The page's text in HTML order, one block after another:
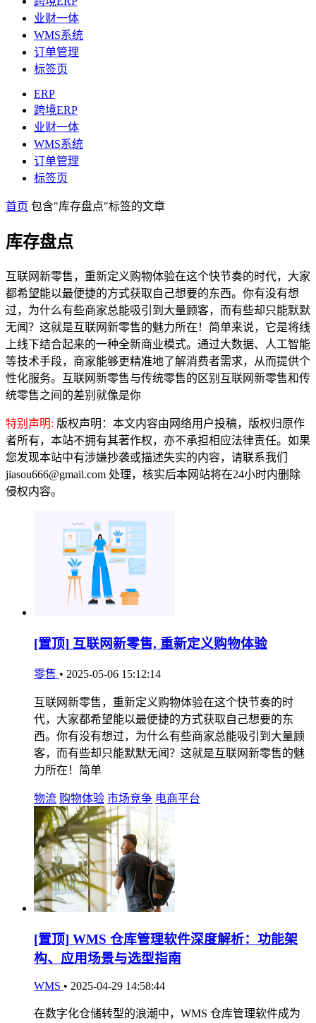
业财一体
WMS系统
订单管理
标签页
ERP
跨境ERP
业财一体
WMS系统
订单管理
标签页
首页 包含"库存盘点"标签的文章
库存盘点
互联网新零售，重新定义购物体验在这个快节奏的时代，大家
都希望能以最便捷的方式获取自己想要的东西。你有没有想
过，为什么有些商家总能吸引到大量顾客，而有些却只能默默
无闻？这就是互联网新零售的魅力所在！简单来说，它是将线
上线下结合起来的一种全新商业模式。通过大数据、人工智能
等技术手段，商家能够更精准地了解消费者需求，从而提供个
性化服务。互联网新零售与传统零售的区别互联网新零售和传
统零售之间的差别就像是你
特别声明: 版权声明：本文内容由网络用户投稿，版权归原作
者所有，本站不拥有其著作权，亦不承担相应法律责任。如果
您发现本站中有涉嫌抄袭或描述失实的内容，请联系我们
jiasou666@gmail.com 处理，核实后本网站将在24小时内删除
侵权内容。
[置顶] 互联网新零售, 重新定义购物体验
零售 • 2025-05-06 15:12:14
互联网新零售，重新定义购物体验在这个快节奏的时
代，大家都希望能以最便捷的方式获取自己想要的东
西。你有没有想过，为什么有些商家总能吸引到大量顾
客，而有些却只能默默无闻？这就是互联网新零售的魅
力所在！简单
物流 购物体验 市场竞争 电商平台
[置顶] WMS 仓库管理软件深度解析：功能架
构、应用场景与选型指南
WMS • 2025-04-29 14:58:44
在数字化仓储转型的浪潮中，WMS 仓库管理软件成为